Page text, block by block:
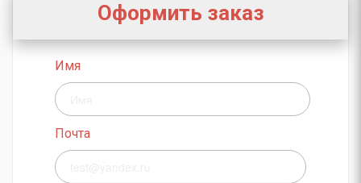
Оформить заказ
Имя
Почта